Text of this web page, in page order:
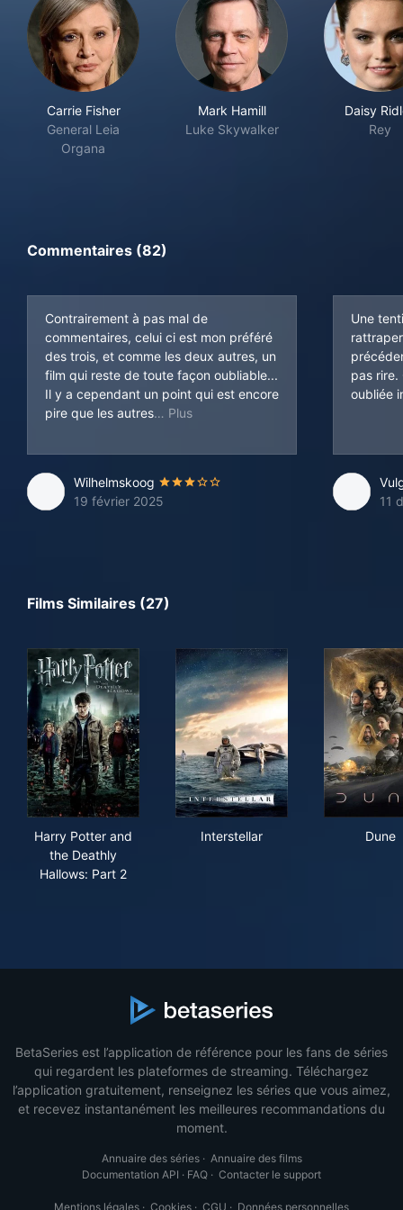
Carrie Fisher
General Leia
Organa
Mark Hamill
Luke Skywalker
Daisy
Rey
Commentaires (82)
Contrairement à pas mal de
commentaires, celui ci est mon préféré
des trois, et comme les deux autres, un
film qui reste de toute façon oubliable...
Il y a cependant un point qui est encore
pire que les autres
: le scénario. D'après la fiche
Wilhelmskoog
19 février 2025
Une
pas rire.
oubliée
11
Films Similaires (27)
Harry Potter and
the Deathly
Hallows: Part 2
Interstellar Dune
BetaSeries est l’application de référence pour les fans de séries
qui regardent les plateformes de streaming. Téléchargez
l’application gratuitement, renseignez les séries que vous aimez,
et recevez instantanément les meilleures recommandations du
moment.
Annuaire des séries· Annuaire des films
Documentation API · FAQ · Contacter le support
Mentions légales · Cookies · CGU · Données personnelles